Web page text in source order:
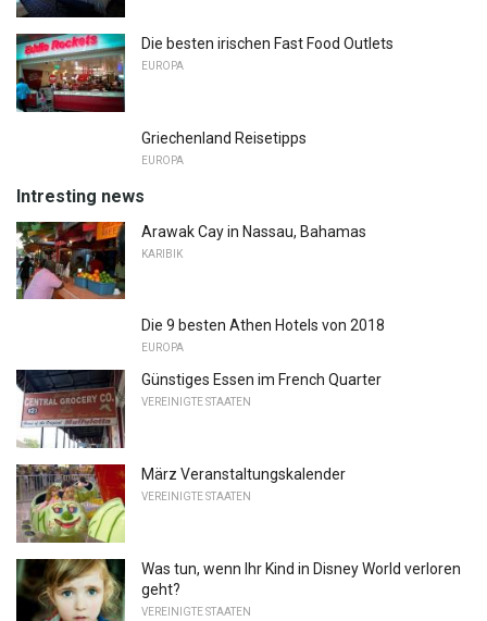
Die besten irischen Fast Food Outlets
EUROPA
Griechenland Reisetipps
EUROPA
Intresting news
Arawak Cay in Nassau, Bahamas
KARIBIK
Die 9 besten Athen Hotels von 2018
EUROPA
Günstiges Essen im French Quarter
VEREINIGTE STAATEN
März Veranstaltungskalender
VEREINIGTE STAATEN
Was tun, wenn Ihr Kind in Disney World verloren
geht?
VEREINIGTE STAATEN